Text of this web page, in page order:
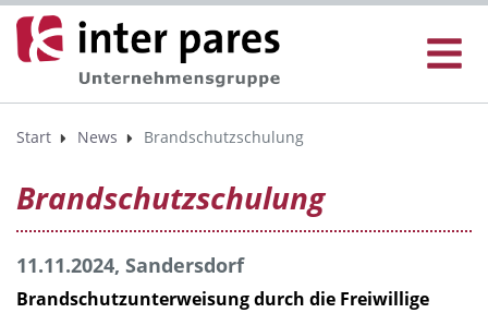
Start News Brandschutzschulung
Brandschutzschulung
11.11.2024, Sandersdorf
Brandschutzunterweisung durch die Freiwillige